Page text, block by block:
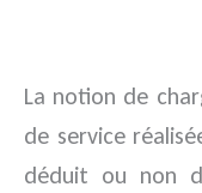
La notion de
de service
déduit ou non